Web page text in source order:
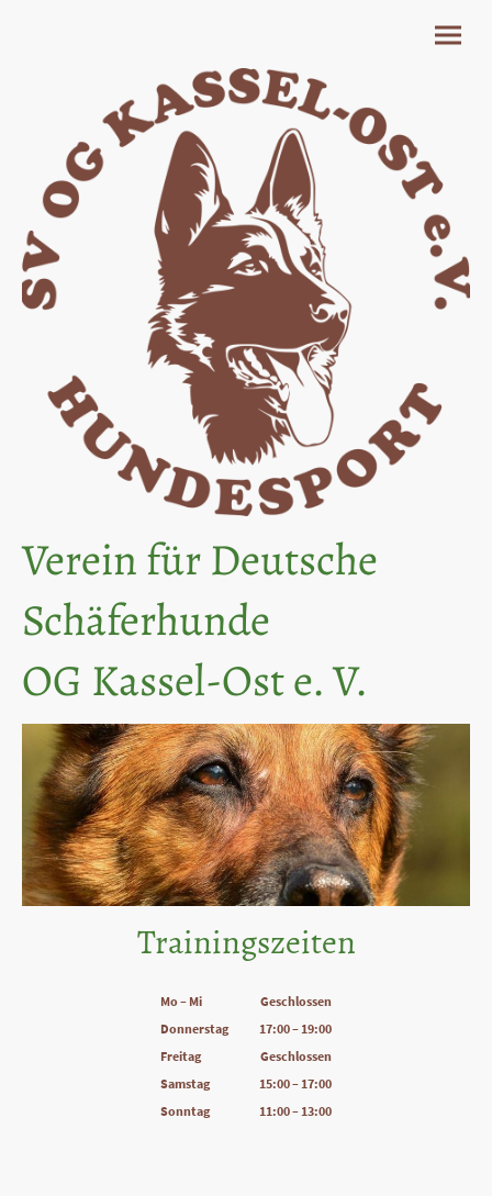
Verein für Deutsche
Schäferhunde
OG Kassel-Ost e. V.
Mo – Mi
Geschlossen
Donnerstag
17:00 – 19:00
Freitag
Geschlossen
Samstag
15:00 – 17:00
Sonntag
11:00 – 13:00
Trainingszeiten